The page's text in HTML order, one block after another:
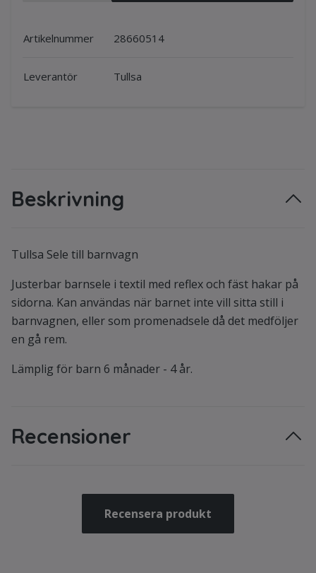
Artikelnummer 28660514
Leverantör Tullsa
Beskrivning
Tullsa Sele till barnvagn
Justerbar barnsele i textil med reflex och fäst hakar på
sidorna. Kan användas när barnet inte vill sitta still i
barnvagnen, eller som promenadsele då det medföljer
en gå rem.
Lämplig för barn 6 månader - 4 år.
Recensioner
Recensera produkt